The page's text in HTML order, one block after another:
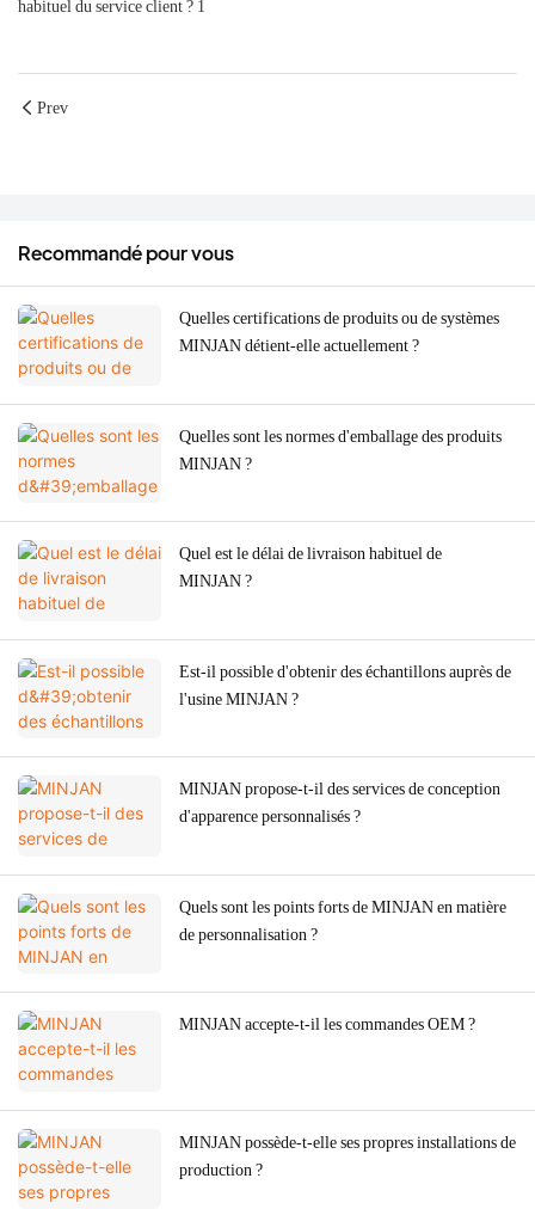
Prev
Recommandé pour vous
Quelles certifications de produits ou de systèmes
MINJAN détient-elle actuellement ?
Quelles sont les normes d'emballage des produits
MINJAN ?
Quel est le délai de livraison habituel de
MINJAN ?
Est-il possible d'obtenir des échantillons auprès de
l'usine MINJAN ?
MINJAN propose-t-il des services de conception
d'apparence personnalisés ?
Quels sont les points forts de MINJAN en matière
de personnalisation ?
MINJAN accepte-t-il les commandes OEM ?
MINJAN possède-t-elle ses propres installations de
production ?